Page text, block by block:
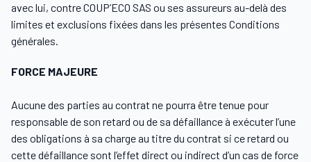
avec lui, contre COUP’ECO SAS ou ses assureurs au-delà des
limites et exclusions fixées dans les présentes Conditions
générales.
FORCE MAJEURE
Aucune des parties au contrat ne pourra être tenue pour
responsable de son retard ou de sa défaillance à exécuter l’une
des obligations à sa charge au titre du contrat si ce retard ou
cette défaillance sont l’effet direct ou indirect d’un cas de force